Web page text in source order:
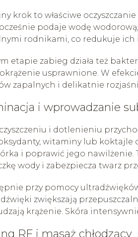
krok to właściwe
podaje wodę
rodnikami, co redukuje
etapie zabieg działa też
usprawnione. W
zapalnych i delikatnie
i wprowadzanie
i dotlenieniu
witaminy lub koktajle
i poprawić jego nawilżenie.
wody i zabezpiecza twarz
przy pomocy
zwiększają
krążenie. Skóra
RF i masaż chłodzący